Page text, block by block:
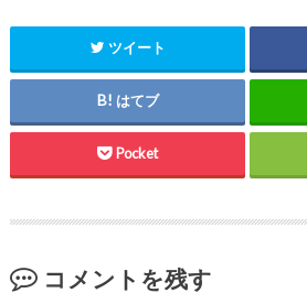
ツイート
はてブ
Pocket
コメントを残す